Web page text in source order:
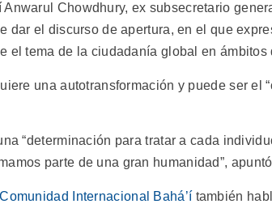
Chowdhury, ex subsecretario
dar el discurso de apertura, en el que
el tema de la ciudadanía global en ámbitos
una autotransformación y puede ser el
“determinación para tratar a cada
parte de una gran humanidad”,
Comunidad Internacional Bahá’í también